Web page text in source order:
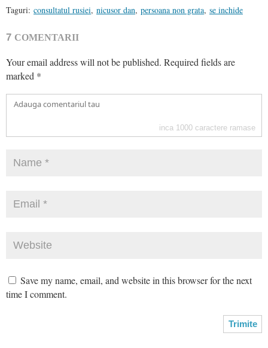
Taguri: consultatul rusiei, nicusor dan, persoana non grata, se inchide
7 COMENTARII
Your email address will not be published. Required fields are
marked *
inca 1000 caractere ramase
Save my name, email, and website in this browser for the next
time I comment.